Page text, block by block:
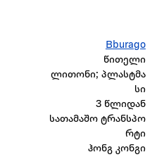
Bburago
წითელი
ლითონი; პლასტმა
სი
3 წლიდან
სათამაშო ტრანსპო
რტი
ჰონგ კონგი